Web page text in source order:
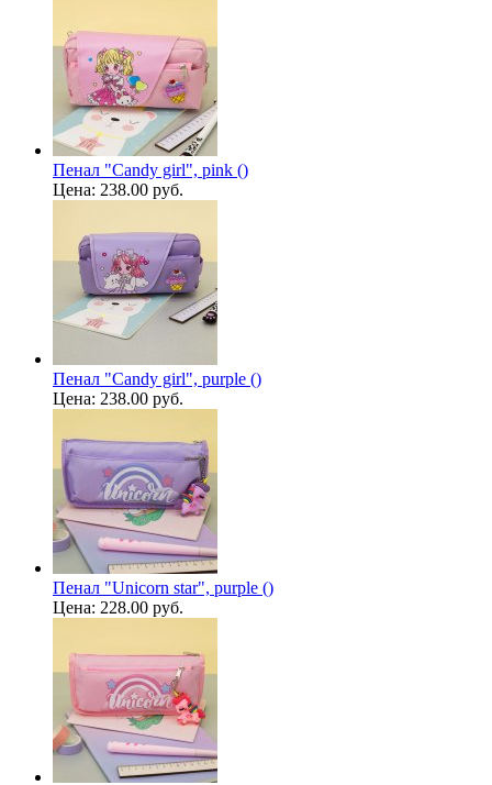
Пенал "Candy girl", pink ()
Цена: 238.00 руб.
Пенал "Candy girl", purple ()
Цена: 238.00 руб.
Пенал "Unicorn star", purple ()
Цена: 228.00 руб.